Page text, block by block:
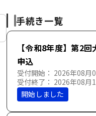
手続き一覧
【令和8年度】第2
申込
受付開始： 2026年08月
受付終了： 2026年08月
開始しました